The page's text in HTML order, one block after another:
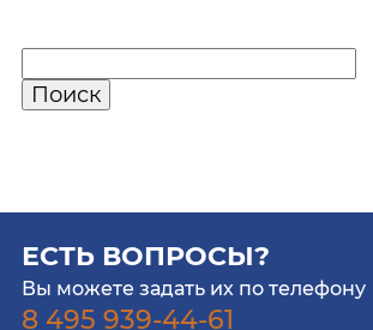
ЕСТЬ ВОПРОСЫ?
Вы можете задать их по телефону
8 495 939-44-61